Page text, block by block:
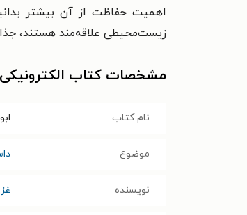
اهمیت حفاظت از آن بیشتر
زیست‌محیطی علاقه‌مند هستند،
مشخصات کتاب الکترونیکی
نام کتاب ابو
موضوع
نویسنده